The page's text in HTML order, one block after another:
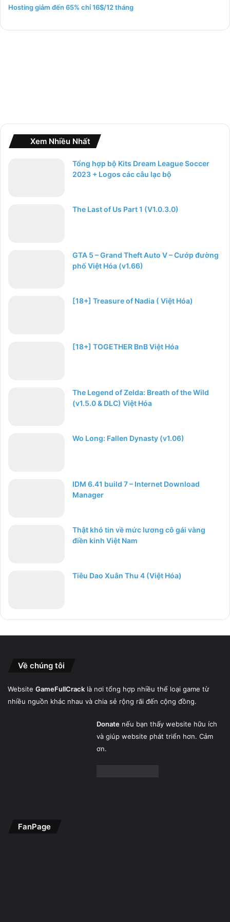
o
Hosting giảm đến 65% chỉ 16$/12 tháng
Xem Nhiều Nhất
Tổng hợp bộ Kits Dream League Soccer
2023 + Logos các câu lạc bộ
The Last of Us Part 1 (V1.0.3.0)
GTA 5 – Grand Theft Auto V – Cướp đường
phố Việt Hóa (v1.66)
[18+] Treasure of Nadia ( Việt Hóa)
[18+] TOGETHER BnB Việt Hóa
The Legend of Zelda: Breath of the Wild
(v1.5.0 & DLC) Việt Hóa
Wo Long: Fallen Dynasty (v1.06)
IDM 6.41 build 7 – Internet Download
Manager
Thật khó tin về mức lương cô gái vàng
điền kinh Việt Nam
Tiêu Dao Xuân Thu 4 (Việt Hóa)
Về chúng tôi
Website GameFullCrack là nơi tổng hợp nhiều thể loại game từ
nhiều nguồn khác nhau và chia sẻ rộng rãi đến cộng đồng.
Donatenếu bạn thấy website hữu ích
và giúp website phát triển hơn. Cảm
ơn.
FanPage